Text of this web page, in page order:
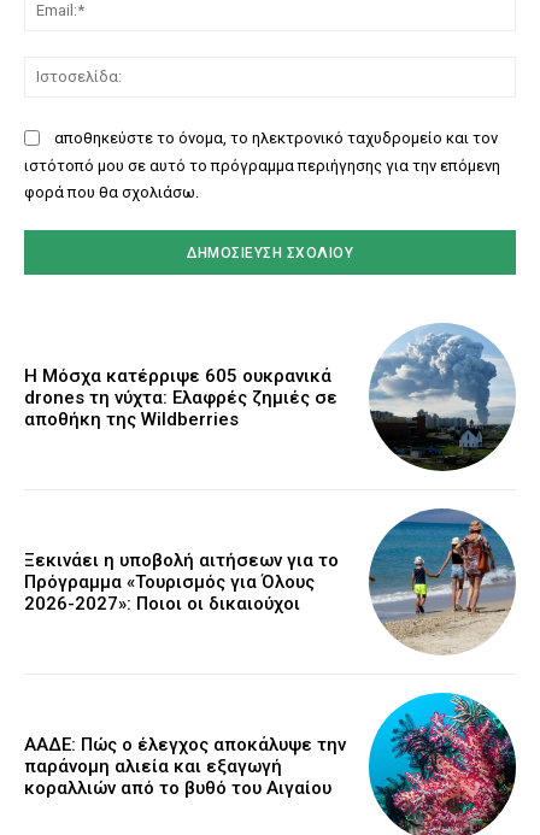
αποθηκεύστε το όνομα, το ηλεκτρονικό ταχυδρομείο και τον
ιστότοπό μου σε αυτό το πρόγραμμα περιήγησης για την επόμενη
φορά που θα σχολιάσω.
Η Μόσχα κατέρριψε 605 ουκρανικά
drones τη νύχτα: Ελαφρές ζημιές σε
αποθήκη της Wildberries
Ξεκινάει η υποβολή αιτήσεων για το
Πρόγραμμα «Τουρισμός για Όλους
2026-2027»: Ποιοι οι δικαιούχοι
ΑΑΔΕ: Πώς ο έλεγχος αποκάλυψε την
παράνομη αλιεία και εξαγωγή
κοραλλιών από το βυθό του Αιγαίου